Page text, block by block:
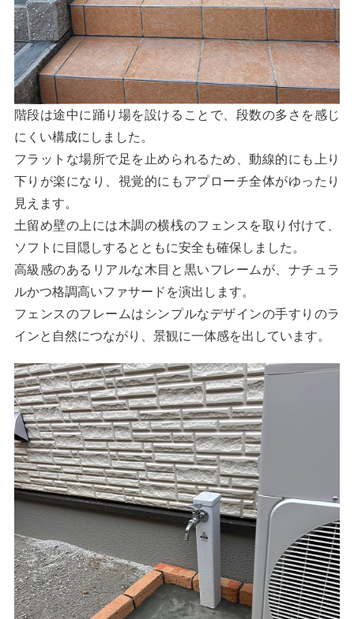
階段は途中に踊り場を設けることで、段数の多さを感じ
にくい構成にしました。
フラットな場所で足を止められるため、動線的にも上り
下りが楽になり、視覚的にもアプローチ全体がゆったり
見えます。
土留め壁の上には木調の横桟のフェンスを取り付けて、
ソフトに目隠しするとともに安全も確保しました。
高級感のあるリアルな木目と黒いフレームが、ナチュラ
ルかつ格調高いファサードを演出します。
フェンスのフレームはシンプルなデザインの手すりのラ
インと自然につながり、景観に一体感を出しています。